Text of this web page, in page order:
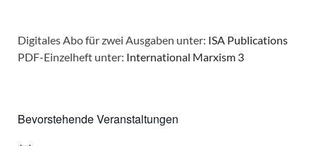
Digitales Abo für zwei Ausgaben unter: ISA Publications
PDF-Einzelheft unter: International Marxism 3
Bevorstehende Veranstaltungen